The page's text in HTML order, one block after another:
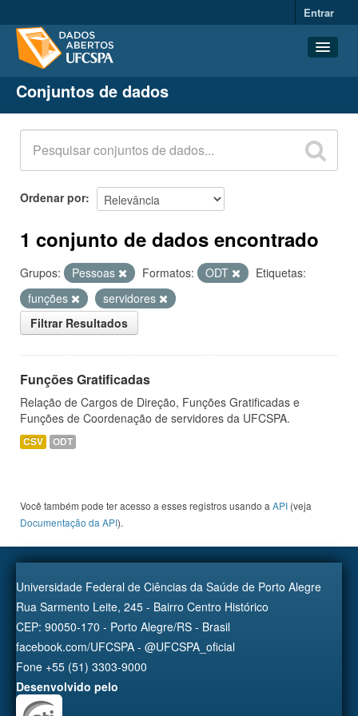
Entrar
Conjuntos de dados
Organizações
Grupos
Sobre
Conjuntos de dados
Ordenar por
1 conjunto de dados encontrado
Grupos: Pessoas Formatos: ODT
Etiquetas:
funções
servidores
Filtrar Resultados
Funções Gratificadas
Relação de Cargos de Direção, Funções Gratificadas e
Funções de Coordenação de servidores da UFCSPA.
CSV ODT
Você também pode ter acesso a esses registros usando a API (veja
Documentação da API).
Universidade Federal de Ciências da Saúde de Porto Alegre
Rua Sarmento Leite, 245 - Bairro Centro Histórico
CEP: 90050-170 - Porto Alegre/RS - Brasil
facebook.com/UFCSPA - @UFCSPA_oficial
Fone +55 (51) 3303-9000
Desenvolvido pelo